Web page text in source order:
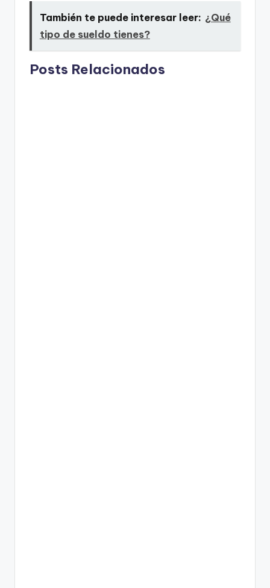
También te puede interesar leer: ¿Qué
tipo de sueldo tienes?
Posts Relacionados